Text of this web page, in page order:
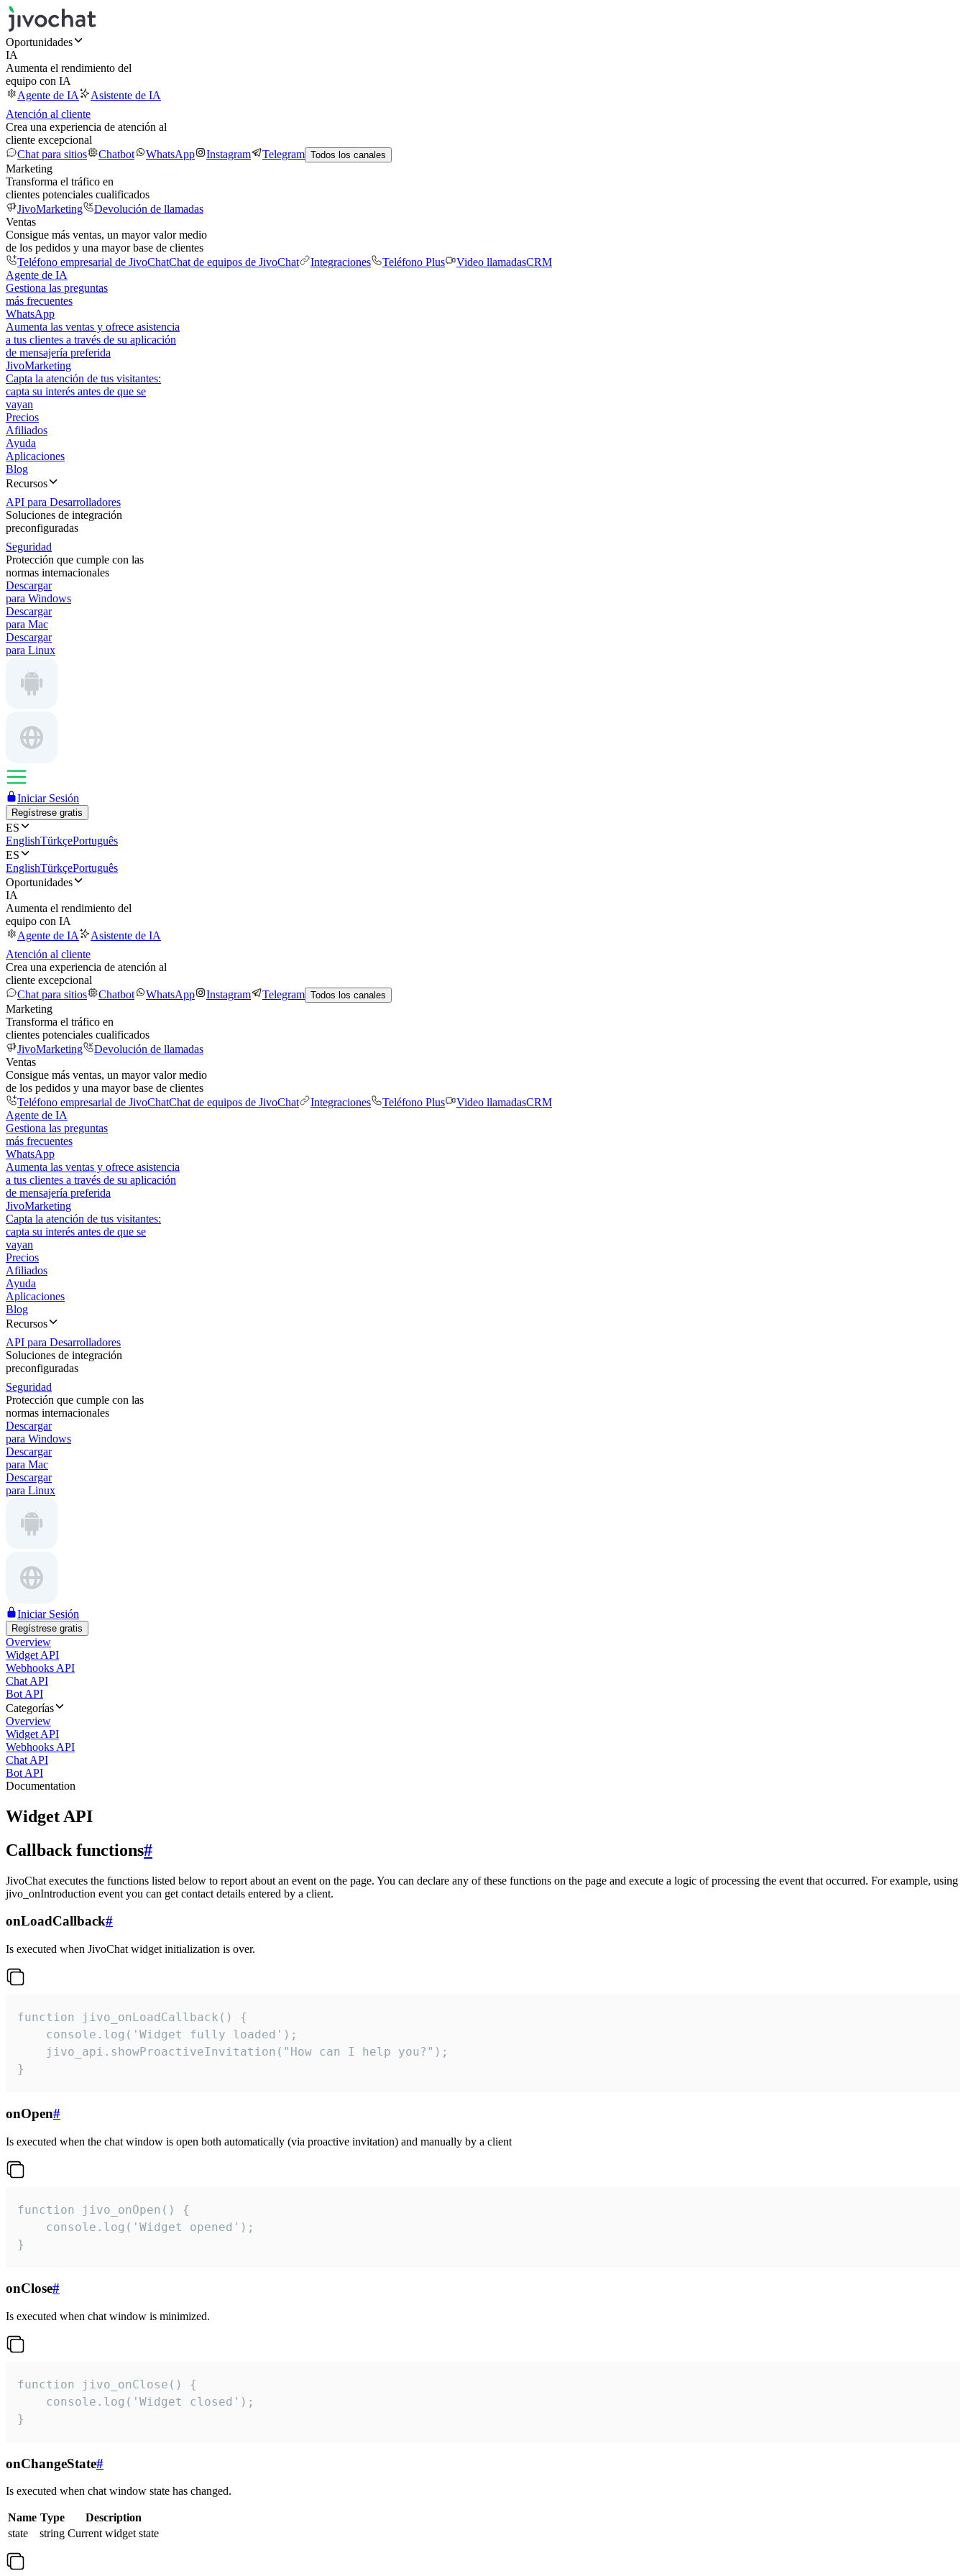
Oportunidades
IA
Aumenta el rendimiento del
equipo con IA
Agente de IA
Asistente de IA
Atención al cliente
Crea una experiencia de atención al
cliente excepcional
Chat para sitios
Chatbot WhatsApp Instagram Telegram Todos los canales
Marketing
Transforma el tráfico en
clientes potenciales cualificados
JivoMarketing
Devolución de llamadas
Ventas
Consigue más ventas, un mayor valor medio
de los pedidos y una mayor base de clientes
Teléfono empresarial de JivoChatChat de equipos de JivoChat Integraciones Teléfono Plus Video llamadasCRM
Agente de IA
Gestiona las preguntas
más frecuentes
WhatsApp
Aumenta las ventas y ofrece asistencia
a tus clientes a través de su aplicación
de mensajería preferida
JivoMarketing
Capta la atención de tus visitantes:
capta su interés antes de que se
vayan
Precios
Afiliados
Ayuda
Aplicaciones
Blog
Recursos
API para Desarrolladores
Soluciones de integración
preconfiguradas
Seguridad
Protección que cumple con las
normas internacionales
Descargar
para Windows
Descargar
para Mac
Descargar
para Linux
Iniciar Sesión
Regístrese gratis
ES
EnglishTürkçePortuguês
ES
EnglishTürkçePortuguês
Oportunidades
IA
Aumenta el rendimiento del
equipo con IA
Agente de IA
Asistente de IA
Atención al cliente
Crea una experiencia de atención al
cliente excepcional
Chat para sitios
Chatbot WhatsApp Instagram Telegram Todos los canales
Marketing
Transforma el tráfico en
clientes potenciales cualificados
JivoMarketing
Devolución de llamadas
Ventas
Consigue más ventas, un mayor valor medio
de los pedidos y una mayor base de clientes
Teléfono empresarial de JivoChatChat de equipos de JivoChat Integraciones Teléfono Plus Video llamadasCRM
Agente de IA
Gestiona las preguntas
más frecuentes
WhatsApp
Aumenta las ventas y ofrece asistencia
a tus clientes a través de su aplicación
de mensajería preferida
JivoMarketing
Capta la atención de tus visitantes:
capta su interés antes de que se
vayan
Precios
Afiliados
Ayuda
Aplicaciones
Blog
Recursos
API para Desarrolladores
Soluciones de integración
preconfiguradas
Seguridad
Protección que cumple con las
normas internacionales
Descargar
para Windows
Descargar
para Mac
Descargar
para Linux
Iniciar Sesión
Regístrese gratis
Overview
Widget API
Webhooks API
Chat API
Bot API
Categorías
Overview
Widget API
Webhooks API
Chat API
Bot API
Documentation
Widget API
Callback functions#
JivoChat executes the functions listed below to report about an event on the page. You can declare any of these functions on the page and execute a logic of processing the event that occurred. For example, using
jivo_onIntroduction event you can get contact details entered by a client.
onLoadCallback#
Is executed when JivoChat widget initialization is over.
function jivo_onLoadCallback() {
    console.log('Widget fully loaded');
    jivo_api.showProactiveInvitation("How can I help you?");
}
onOpen#
Is executed when the chat window is open both automatically (via proactive invitation) and manually by a client
function jivo_onOpen() {
    console.log('Widget opened');
}
onClose#
Is executed when chat window is minimized.
function jivo_onClose() {
    console.log('Widget closed');
}
onChangeState#
Is executed when chat window state has changed.
Name Type
Description
state
string Current widget state